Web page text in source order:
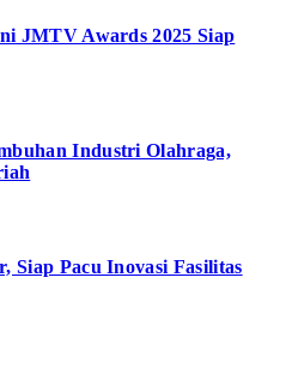
JMTV Awards 2025 Siap
Industri Olahraga,
Siap Pacu Inovasi Fasilitas